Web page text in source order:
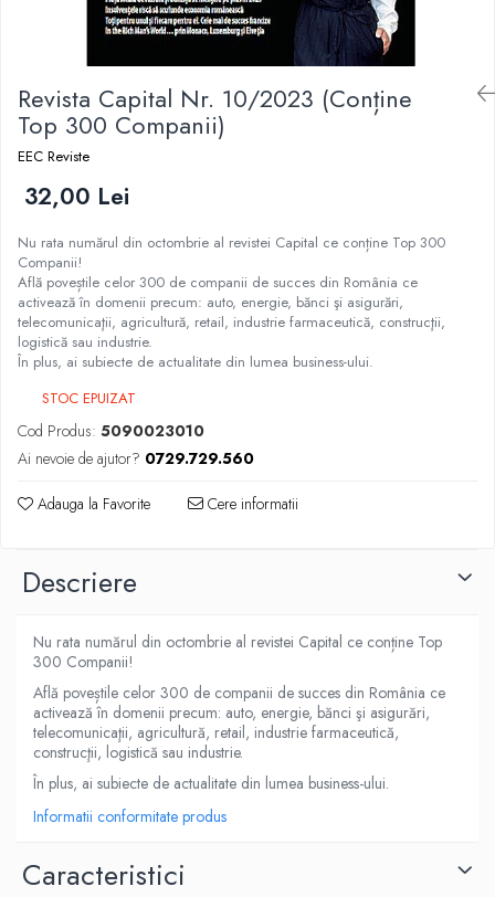
Jurnale/Memorii
Manuale scolare/Cursuri
Medicină
Poezie
Proză
Psihologie
Sociologie
Spiritualitate/Ezoterism
Sport
Stiinte/Educatie
Revista Capital Nr. 10/2023 (Conține
Top 300 Companii)
EEC Reviste
32,00 Lei
Nu rata numărul din octombrie al revistei Capital ce conține Top 300
Companii!
Află poveștile celor 300 de companii de succes din România ce
activează în domenii precum: auto, energie, bănci şi asigurări,
telecomunicaţii, agricultură, retail, industrie farmaceutică, construcţii,
logistică sau industrie.
În plus, ai subiecte de actualitate din lumea business-ului.
STOC EPUIZAT
Cod Produs: 5090023010
Ai nevoie de ajutor? 0729.729.560
Adauga la Favorite Cere informatii
Descriere
Nu rata numărul din octombrie al revistei Capital ce conține Top
300 Companii!
Află poveștile celor 300 de companii de succes din România ce
activează în domenii precum: auto, energie, bănci şi asigurări,
telecomunicaţii, agricultură, retail, industrie farmaceutică,
construcţii, logistică sau industrie.
În plus, ai subiecte de actualitate din lumea business-ului.
Informatii conformitate produs
Caracteristici